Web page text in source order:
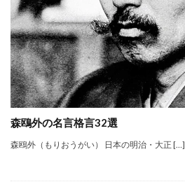
森鴎外の名言格言32選
森鴎外（もりおうがい） 日本の明治・大正 […]